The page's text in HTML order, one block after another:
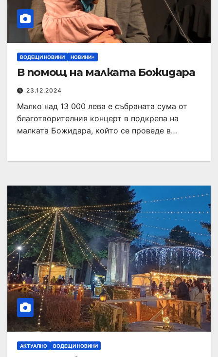
ВОДЕЩИ НОВИНИ НОВИНИ+
В помощ на малката Божидара
23.12.2024
Малко над 13 000 лева е събраната сума от
благотворителния концерт в подкрепа на
малката Божидара, който се проведе в…
АКТУАЛНО ВОДЕЩИ НОВИНИ